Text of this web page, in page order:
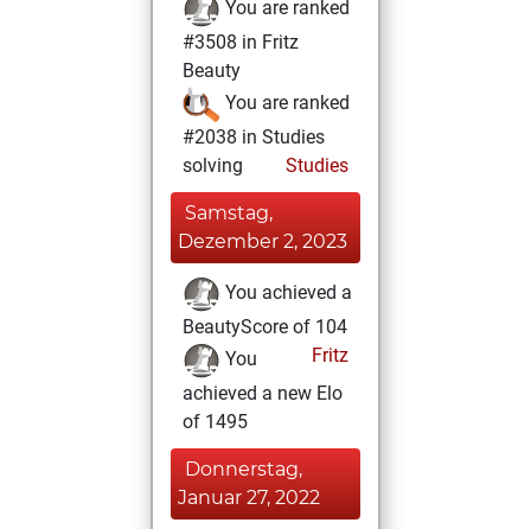
You are ranked
#3508 in Fritz
Beauty
You are ranked
#2038 in Studies
solving
Studies
Samstag,
Dezember 2, 2023
You achieved a
BeautyScore of 104
Fritz
You
achieved a new Elo
of 1495
Donnerstag,
Januar 27, 2022